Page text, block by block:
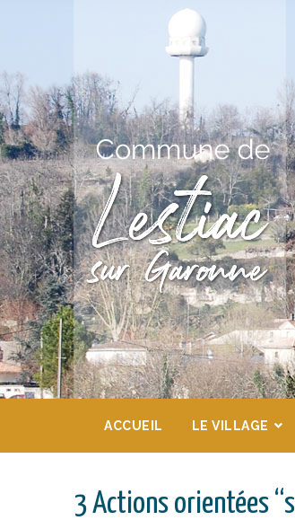
ACCUEIL LE VILLAGE
3 Actions orientées